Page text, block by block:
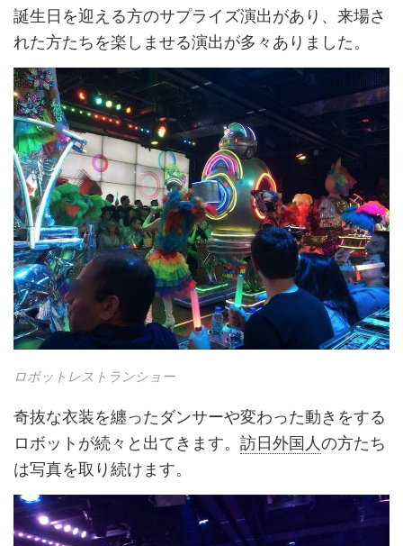
誕生日を迎える方のサプライズ演出があり、来場さ
れた方たちを楽しませる演出が多々ありました。
ロボットレストランショー
奇抜な衣装を纏ったダンサーや変わった動きをする
ロボットが続々と出てきます。 訪日外国人の方たち
は写真を取り続けます。